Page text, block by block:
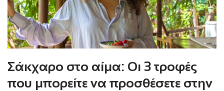
Σάκχαρο στο αίμα: Οι 3 τροφές
που μπορείτε να προσθέσετε στην